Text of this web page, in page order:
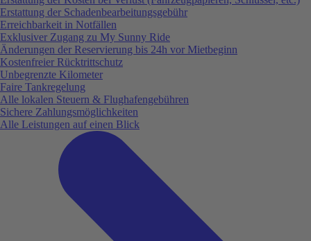
Erstattung der Schadenbearbeitungsgebühr
Erreichbarkeit in Notfällen
Exklusiver Zugang zu My Sunny Ride
Änderungen der Reservierung bis 24h vor Mietbeginn
Kostenfreier Rücktrittschutz
Unbegrenzte Kilometer
Faire Tankregelung
Alle lokalen Steuern & Flughafengebühren
Sichere Zahlungsmöglichkeiten
Alle Leistungen auf einen Blick